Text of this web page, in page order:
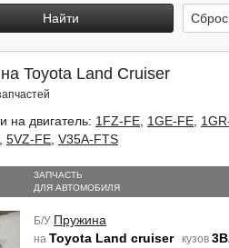
Найти
Toyota Land Cruiser
на двигатель: 1FZ-FE 1GE-FE
5VZ-FE V35A-FTS
ЗАПЧАСТЬ
ДЛЯ АВТОМОБИЛЯ
Б/У Пружина
на Toyota Land cruiser кузов